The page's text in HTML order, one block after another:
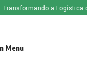
a Logística
Menu